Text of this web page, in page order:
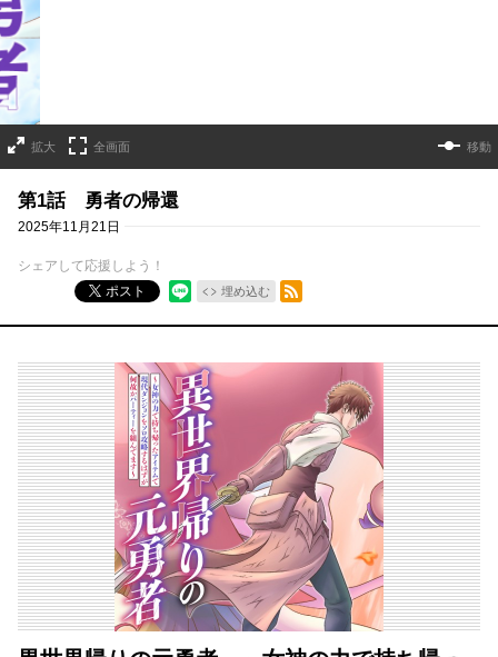
拡大 全画面 移動
第1話 勇者の帰還
2025年11月21日
シェアして応援しよう！
ポスト
埋め込む
RSSフィード